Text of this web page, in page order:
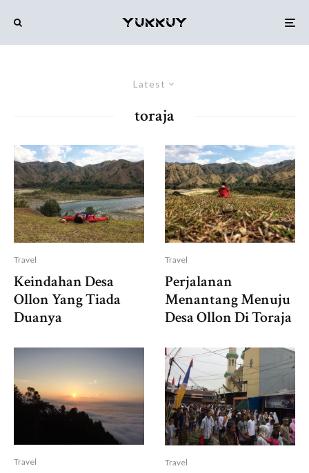
Latest
toraja
Travel
Keindahan Desa
Ollon Yang Tiada
Duanya
Travel
Travel
Perjalanan
Menantang Menuju
Desa Ollon Di Toraja
Travel